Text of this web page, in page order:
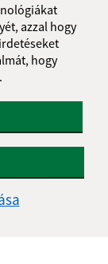
azzal hogy
hogy